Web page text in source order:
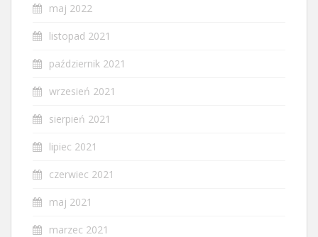
maj 2022
listopad 2021
październik 2021
wrzesień 2021
sierpień 2021
lipiec 2021
czerwiec 2021
maj 2021
marzec 2021